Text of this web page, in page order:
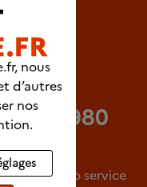
980
info service
nous
d’autres
nos